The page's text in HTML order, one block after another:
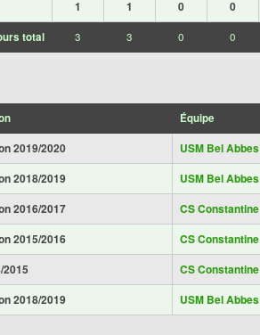
1 1 0 0
total 3 3 0 0
Équipe
2019/2020 USM Bel Abbes
2018/2019 USM Bel Abbes
2016/2017 CS Constantine
2015/2016 CS Constantine
2015 CS Constantine
2018/2019 USM Bel Abbes